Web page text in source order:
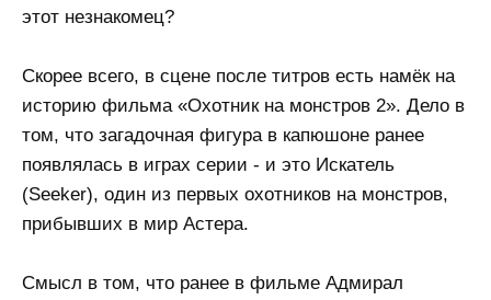
этот незнакомец?
Скорее всего, в сцене после титров есть намёк на
историю фильма «Охотник на монстров 2». Дело в
том, что загадочная фигура в капюшоне ранее
появлялась в играх серии - и это Искатель
(Seeker), один из первых охотников на монстров,
прибывших в мир Астера.
Смысл в том, что ранее в фильме Адмирал